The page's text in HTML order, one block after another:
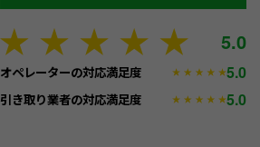
5.0
オペレーターの対応満足度 5.0
引き取り業者の対応満足度 5.0